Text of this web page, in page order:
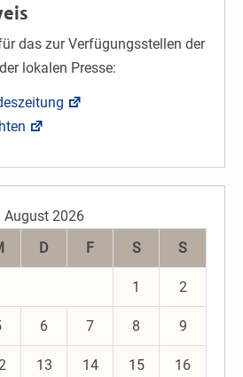
das zur Verfügungsstellen der
lokalen Presse:
August 2026
D F S S
1 2
6 7 8 9
13 14 15 16